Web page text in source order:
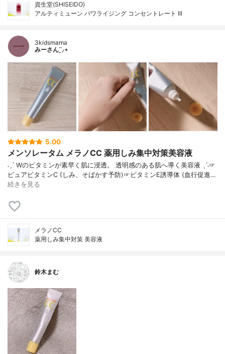
資生堂(SHISEIDO)
アルティミューン パワライジング コンセントレート III
3kidsmama
みーさん¨̮⸝⋆
5.00
メンソレータム メラノCC 薬用しみ集中対策美容液
˗ˏˋ Wのビタミンが素早く肌に浸透。 透明感のある肌へ導く美容液 ˎˊ˗☞
ピュアビタミンC (しみ、そばかす予防)☞ビタミンE誘導体 (血行促進…
続きを見る
メラノCC
薬用しみ集中対策 美容液
鈴木まむ